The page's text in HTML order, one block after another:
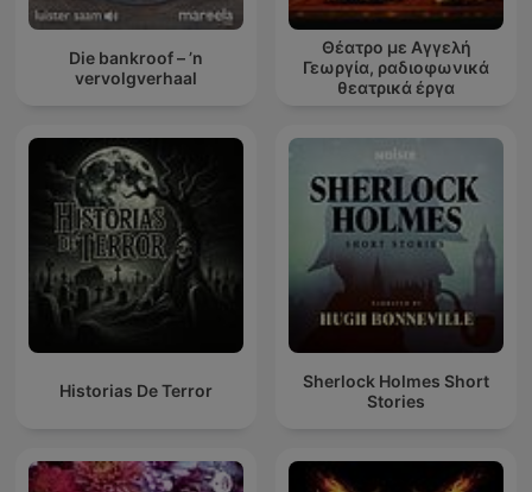
Die bankroof – ’n
vervolgverhaal
Θέατρο με Αγγελή
Γεωργία, ραδιοφωνικά
θεατρικά έργα
Historias De Terror
Sherlock Holmes Short
Stories